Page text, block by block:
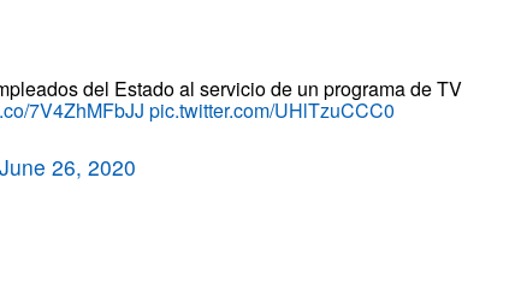
del Estado al servicio de un programa de TV
7V4ZhMFbJJ pic.twitter.com/UHlTzuCCC0
June 26, 2020